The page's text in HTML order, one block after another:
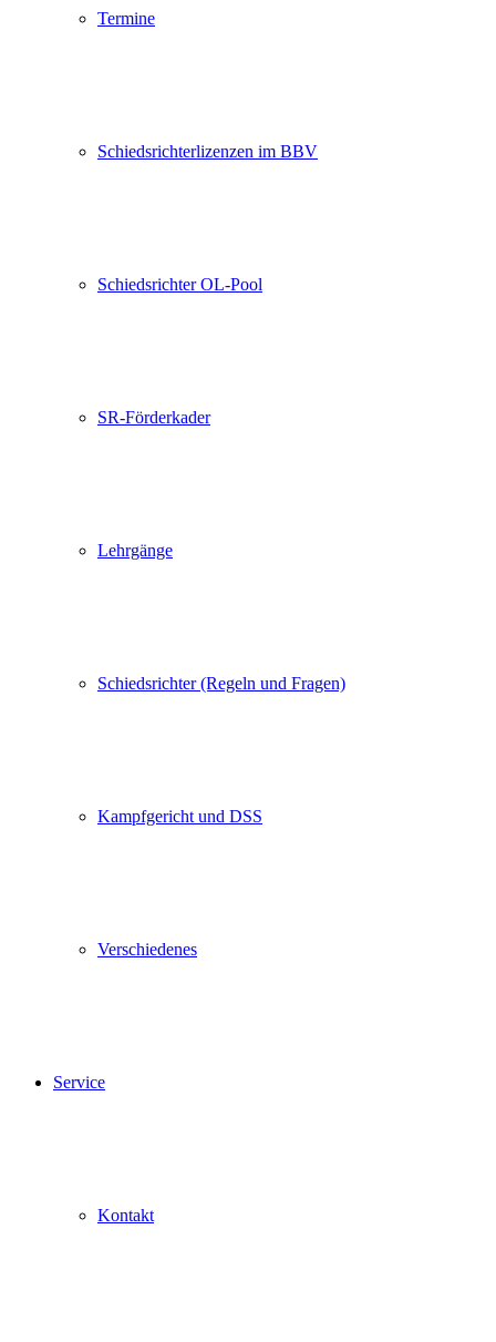
Termine
Schiedsrichterlizenzen im BBV
Schiedsrichter OL-Pool
SR-Förderkader
Lehrgänge
Schiedsrichter (Regeln und Fragen)
Kampfgericht und DSS
Verschiedenes
Service
Kontakt